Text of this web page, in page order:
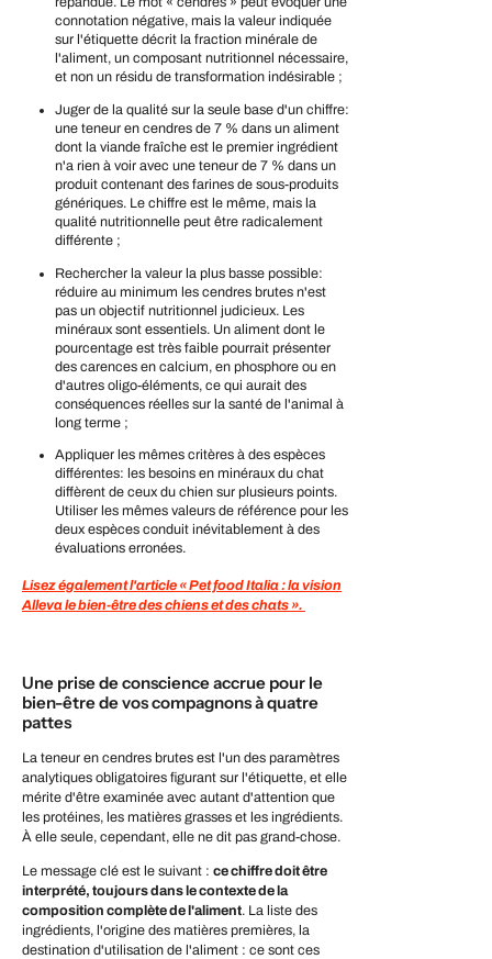
connotation négative, mais la valeur indiquée
sur l'étiquette décrit la fraction minérale de
l'aliment, un composant nutritionnel nécessaire,
et non un résidu de transformation indésirable ;
Juger de la qualité sur la seule base d'un chiffre:
une teneur en cendres de 7 % dans un aliment
dont la viande fraîche est le premier ingrédient
n'a rien à voir avec une teneur de 7 % dans un
produit contenant des farines de sous-produits
génériques. Le chiffre est le même, mais la
qualité nutritionnelle peut être radicalement
différente ;
Rechercher la valeur la plus basse possible:
réduire au minimum les cendres brutes n'est
pas un objectif nutritionnel judicieux. Les
minéraux sont essentiels. Un aliment dont le
pourcentage est très faible pourrait présenter
des carences en calcium, en phosphore ou en
d'autres oligo-éléments, ce qui aurait des
conséquences réelles sur la santé de l'animal à
long terme ;
Appliquer les mêmes critères à des espèces
différentes: les besoins en minéraux du chat
diffèrent de ceux du chien sur plusieurs points.
Utiliser les mêmes valeurs de référence pour les
deux espèces conduit inévitablement à des
évaluations erronées.
Lisez également l'article « Pet food Italia : la vision
Alleva le bien-être des chiens et des chats ».
Une prise de conscience accrue pour le
bien-être de vos compagnons à quatre
pattes
La teneur en cendres brutes est l'un des paramètres
analytiques obligatoires figurant sur l'étiquette, et elle
mérite d'être examinée avec autant d'attention que
les protéines, les matières grasses et les ingrédients.
À elle seule, cependant, elle ne dit pas grand-chose.
Le message clé est le suivant : ce chiffre doit être
interprété, toujours dans le contexte de la
composition complète de l'aliment. La liste des
ingrédients, l'origine des matières premières, la
destination d'utilisation de l'aliment : ce sont ces